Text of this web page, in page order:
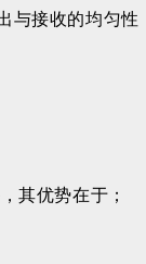
与接收的均匀
其优势在于；